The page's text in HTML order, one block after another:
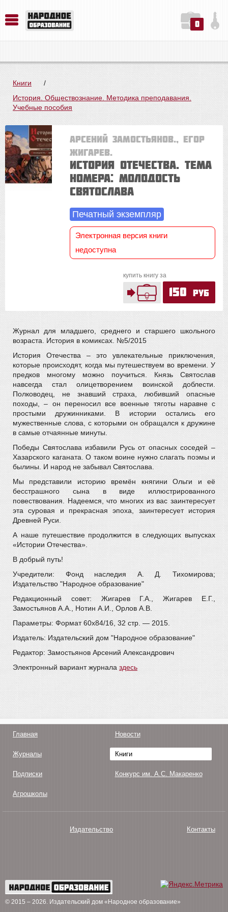
0
Книги
/
История. Обществознание. Методика преподавания.
Учебные пособия
Арсений ЗАМОСТЬЯНОВ., Егор
Жигарев.
История Отечества. Тема
номера: Молодость
Святослава
Печатный экземпляр
Электронная версия книги
недоступна
купить книгу за
150 руб
Журнал для младшего, среднего и старшего школьного
возраста. История в комиксах. №5/2015
История Отечества – это увлекательные приключения,
которые происходят, когда мы путешествуем во времени. У
предков многому можно поучиться. Князь Святослав
навсегда стал олицетворением воинской доблести.
Полководец, не знавший страха, любивший опасные
походы, – он переносил все военные тяготы наравне с
простыми дружинниками. В истории остались его
мужественные слова, с которыми он обращался к дружине
в самые отчаянные минуты.
Победы Святослава избавили Русь от опасных соседей –
Хазарского каганата. О таком воине нужно слагать поэмы и
былины. И народ не забывал Святослава.
Мы представили историю времён княгини Ольги и её
бесстрашного сына в виде иллюстрированного
повествования. Надеемся, что многих из вас заинтересует
эта суровая и прекрасная эпоха, заинтересует история
Древней Руси.
А наше путешествие продолжится в следующих выпусках
«Истории Отечества».
В добрый путь!
Учредители: Фонд наследия А. Д. Тихомирова;
Издательство "Народное образование"
Редакционный совет: Жигарев Г.А., Жигарев Е.Г.,
Замостьянов А.А., Нотин А.И., Орлов А.В.
Параметры: Формат 60х84/16, 32 стр. — 2015.
Издатель: Издательский дом "Народное образование"
Редактор: Замостьянов Арсений Александрович
Электронный вариант журнала здесь
Главная Новости
Журналы Книги
Подписки Конкурс им. А.С. Макаренко
Агрошколы
Издательство Контакты
© 2015 – 2026. Издательский дом «Народное образование»